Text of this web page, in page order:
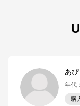
あぴ
年代 ：
購